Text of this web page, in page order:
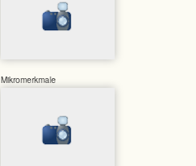
Mikromerkmale